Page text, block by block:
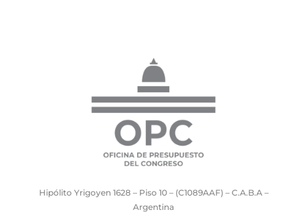
Hipólito Yrigoyen 1628 – Piso 10 – (C1089AAF) – C.A.B.A –
Argentina